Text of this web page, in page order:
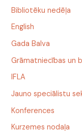
Bibliotēku nedēļa
English
Gada Balva
Grāmatniecības un
IFLA
Jauno speciālistu
Konferences
Kurzemes nodaļa